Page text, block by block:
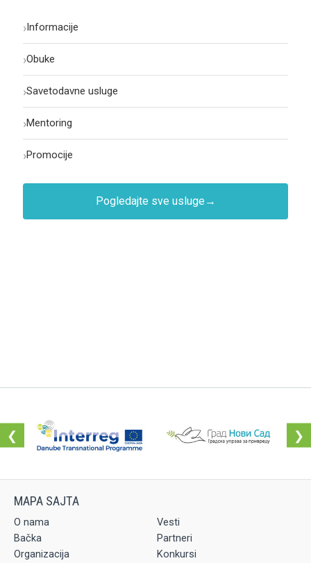
›Informacije
›Obuke
›Savetodavne usluge
›Mentoring
›Promocije
Pogledajte sve usluge →
❮ ❯
O nama
Vesti
Bačka
Partneri
Organizacija
Konkursi